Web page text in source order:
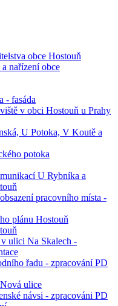
obce Hostouň
nařízení obce
- fasáda
v obci Hostouň u Prahy
U Potoka, V Koutě a
potoka
U Rybníka a
pracovního místa -
plánu Hostouň
ulici Na Skalech -
řadu - zpracování PD
ulice
návsi - zpracováni PD